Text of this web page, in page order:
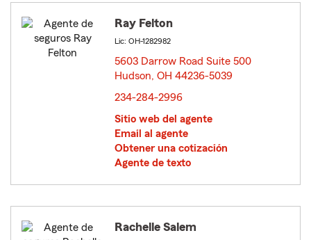
Ray Felton
Lic: OH-1282982
5603 Darrow Road Suite 500
Hudson, OH 44236-5039
234-284-2996
Sitio web del agente
Email al agente
Obtener una cotización
Agente de texto
Rachelle Salem